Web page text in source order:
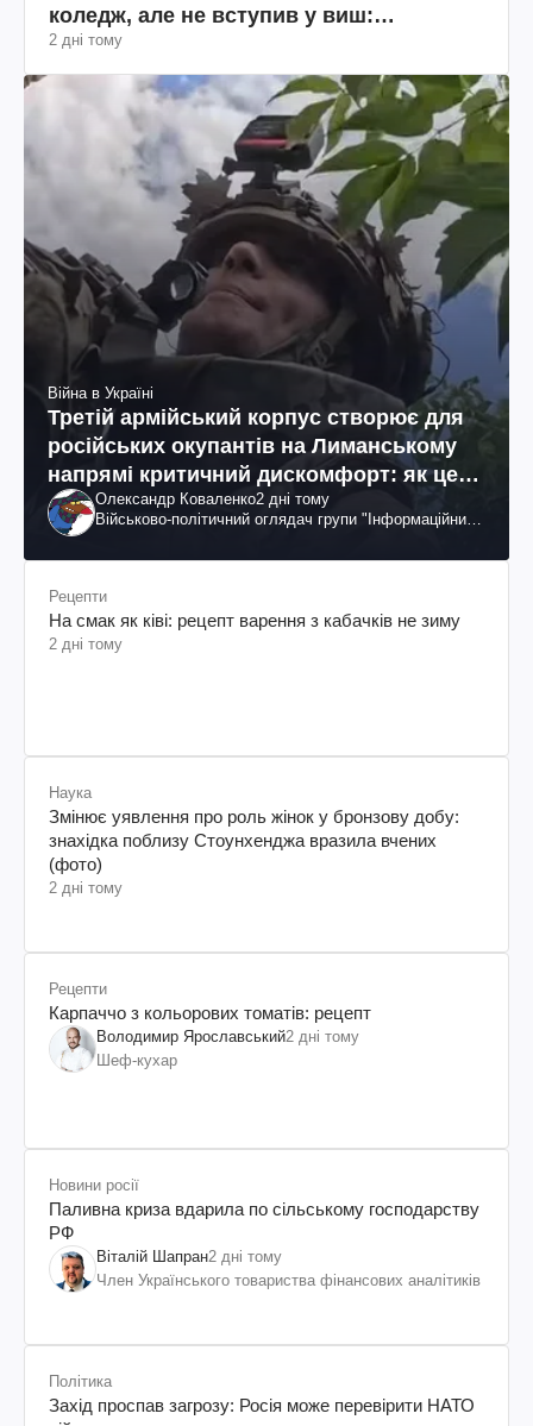
коледж, але не вступив у виш:
пояснення юриста
2 дні тому
Війна в Україні
Третій армійський корпус створює для
російських окупантів на Лиманському
напрямі критичний дискомфорт: як це
вдалосяОлександр Коваленко2 дні тому
Військово-політичний оглядач групи "Інформаційний
Рецепти
На смак як ківі: рецепт варення з кабачків не зиму
2 дні тому
Наука
Змінює уявлення про роль жінок у бронзову добу:
знахідка поблизу Стоунхенджа вразила вчених
(фото)
2 дні тому
Рецепти
Карпаччо з кольорових томатів: рецепт
Володимир Ярославський2 дні тому
Шеф-кухар
Новини росії
Паливна криза вдарила по сільському господарству
РФ
Віталій Шапран2 дні тому
Член Українського товариства фінансових аналітиків
Політика
Захід проспав загрозу: Росія може перевірити НАТО